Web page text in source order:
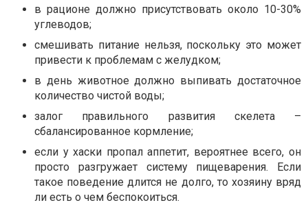
в рационе должно присутствовать около 10-30%
углеводов;
смешивать питание нельзя, поскольку это может
привести к проблемам с желудком;
в день животное должно выпивать достаточное
количество чистой воды;
залог правильного развития скелета –
сбалансированное кормление;
если у хаски пропал аппетит, вероятнее всего, он
просто разгружает систему пищеварения. Если
такое поведение длится не долго, то хозяину вряд
ли есть о чем беспокоиться.